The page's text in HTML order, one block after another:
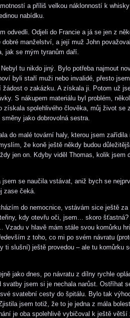
a příliš velkou náklonností k
nabídku.
odvedli. Odjeli do Francie a já se jen z
manželství, a její muž John
jak se mým tyranům daří.
tu nikdo jiný. Bylo potřeba najmout
byli staří muži nebo invalidé, přesto
o zakázku. A získala ji. Potom už
S nákupem materiálu byl problém,
získala spolehlivého člověka, můj život se
jako dobrovolná sestra.
do malé tovární haly, kterou jsem
že koně ještě někdy budou
jen on. Kdyby viděl Thomas, kolik jsem
se naučila vstávat, aniž bych se
zase čeká.
do nemocnice, vstávám sice ještě
kdy otevřu oči, jsem… skoro šťastná?
v hlavě mám stále svou komůrku
z toho, co mi po svém návratu
ti slušní) ještě provedou – ale tu komůrku
jako dnes, po návratu z dílny rychle
jsem si je nechala narůst. Ostříhat
svatební cesty do špitálu. Bylo tak
jsem totiž, že to je jedna z mála
je oba spolehlivě vybičoval k ještě větší